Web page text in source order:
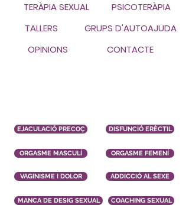
TERÀPIA SEXUAL
PSICOTERÀPIA
TALLERS
GRUPS D'AUTOAJUDA
OPINIONS
CONTACTE
EJACULACIÓ PRECOÇ
ORGASME MASCULÍ
VAGINISME I DOLOR
MANCA DE DESIG SEXUAL
DISFUNCIÓ ERÈCTIL
ORGASME FEMENÍ
ADDICCIÓ AL SEXE
COACHING SEXUAL